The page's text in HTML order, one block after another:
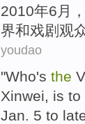
2010年6月
界和戏剧 观
youdao
"Who's the
Xinwei, is to
Jan. 5 to